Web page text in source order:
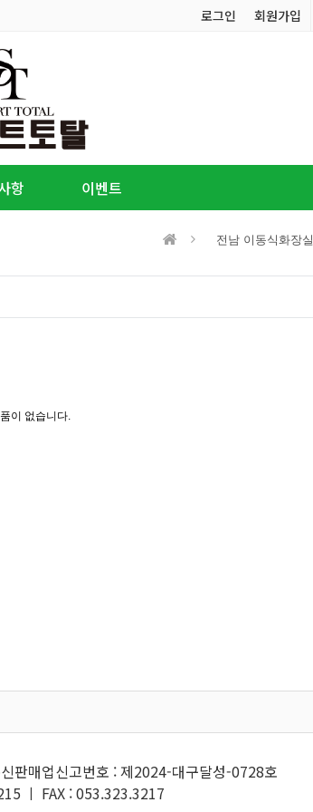
로그인 회원가입
항 이벤트
전남 이동식화장실
이 없습니다.
판매업신고번호 : 제2024-대구달성-0728호
ㅣ FAX : 053.323.3217